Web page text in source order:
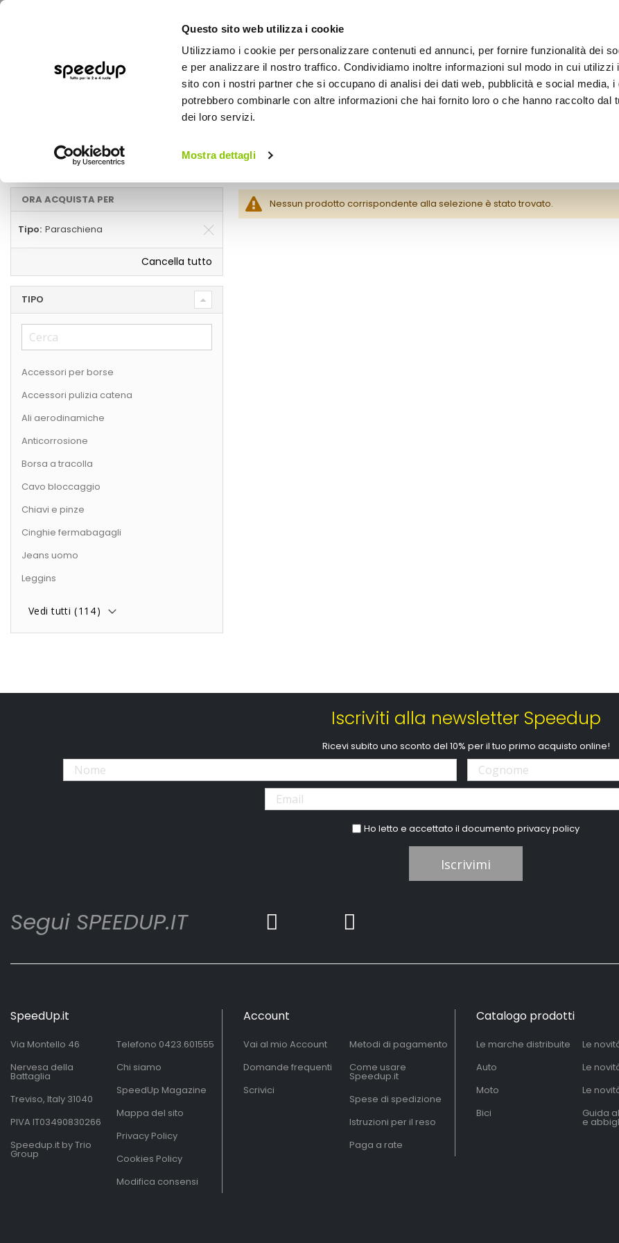
Questo sito web utilizza i cookie
Utilizziamo i cookie per personalizzare contenuti ed annunci, per fornire funzionalità dei
e per analizzare il nostro traffico. Condividiamo inoltre informazioni sul modo in cui utilizzi
sito con i nostri partner che si occupano di analisi dei dati web, pubblicità e social media, i
potrebbero combinarle con altre informazioni che hai fornito loro o che hanno raccolto dal
dei loro servizi.
Mostra dettagli
BICI OUTDOOR
Marche OXFORD - Paraschiena
Paraschiena
Nessun prodotto corrispondente alla selezione è stato trovato.
ORA ACQUISTA PER
Tipo Paraschiena
Cancella tutto
TIPO
Accessori per borse
Accessori pulizia catena
Ali aerodinamiche
Anticorrosione
Borsa a tracolla
Cavo bloccaggio
Chiavi e pinze
Cinghie fermabagagli
Jeans uomo
Leggins
Vedi tutti (114)
Iscriviti alla newsletter Speedup
Ricevi subito uno sconto del 10% per il tuo primo acquisto online!
Ho letto e accettato il documentoprivacy policy
Iscrivimi
Segui SPEEDUP.IT
SpeedUp.it
Via Montello 46
Nervesa della
Battaglia
Treviso, Italy 31040
PIVA IT03490830266
Speedup.it by Trio
Group
Telefono 0423.601555
Chi siamo
SpeedUp Magazine
Mappa del sito
Privacy Policy
Cookies Policy
Modifica consensi
Account
Vai al mio Account
Domande frequenti
Scrivici
Metodi di pagamento
Come usare
Speedup.it
Spese di spedizione
Istruzioni per il reso
Paga a rate
Catalogo prodotti
Le marche distribuite
Auto
Moto
Bici
Le
Le
Le
Guida
e